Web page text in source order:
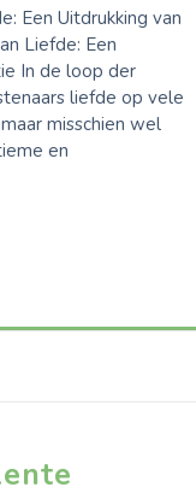
Een Uitdrukking van
Liefde: Een
In de loop der
liefde op vele
misschien wel
en